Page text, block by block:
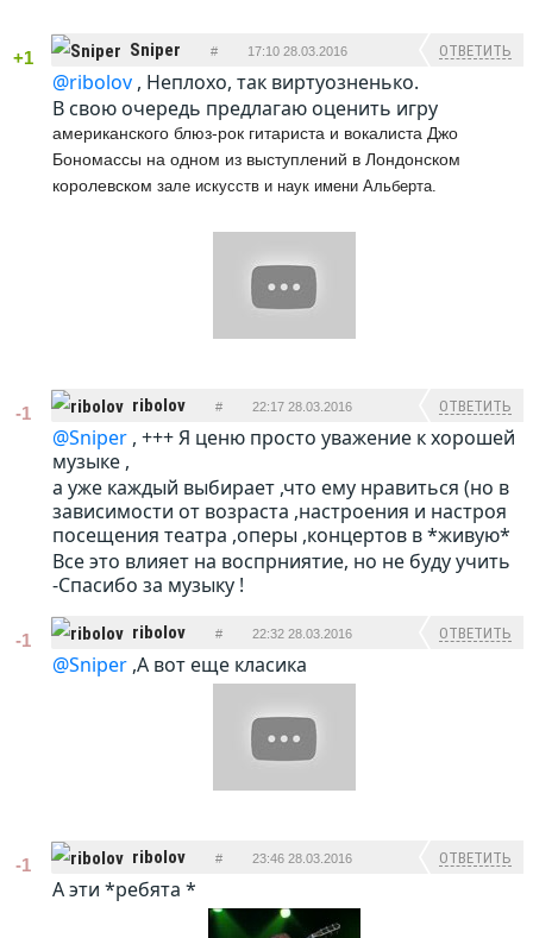
+1 Sniper # 17:10 28.03.2016 ОТВЕТИТЬ
@ribolov , Неплохо, так виртуозненько.
В свою очередь предлагаю оценить игру
американского блюз-рок гитариста и вокалиста Джо
Бономассы на одном из выступлений в Лондонском
королевском зале искусств и наук имени Альберта.
-1 ribolov # 22:17 28.03.2016 ОТВЕТИТЬ
@Sniper , +++ Я ценю просто уважение к хорошей
музыке ,
а уже каждый выбирает ,что ему нравиться (но в
зависимости от возраста ,настроения и настроя
посещения театра ,оперы ,концертов в *живую*
Все это влияет на воспрниятие, но не буду учить
-Спасибо за музыку !
-1 ribolov # 22:32 28.03.2016 ОТВЕТИТЬ
@Sniper ,А вот еще класика
-1 ribolov # 23:46 28.03.2016 ОТВЕТИТЬ
А эти *ребята *